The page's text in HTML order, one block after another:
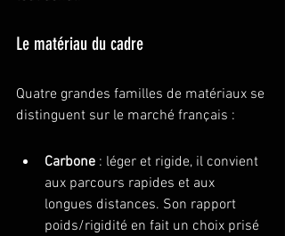
Le matériau du cadre
Quatre grandes familles de matériaux se
distinguent sur le marché français :
Carbone : léger et rigide, il convient
aux parcours rapides et aux
longues distances. Son rapport
poids/rigidité en fait un choix prisé